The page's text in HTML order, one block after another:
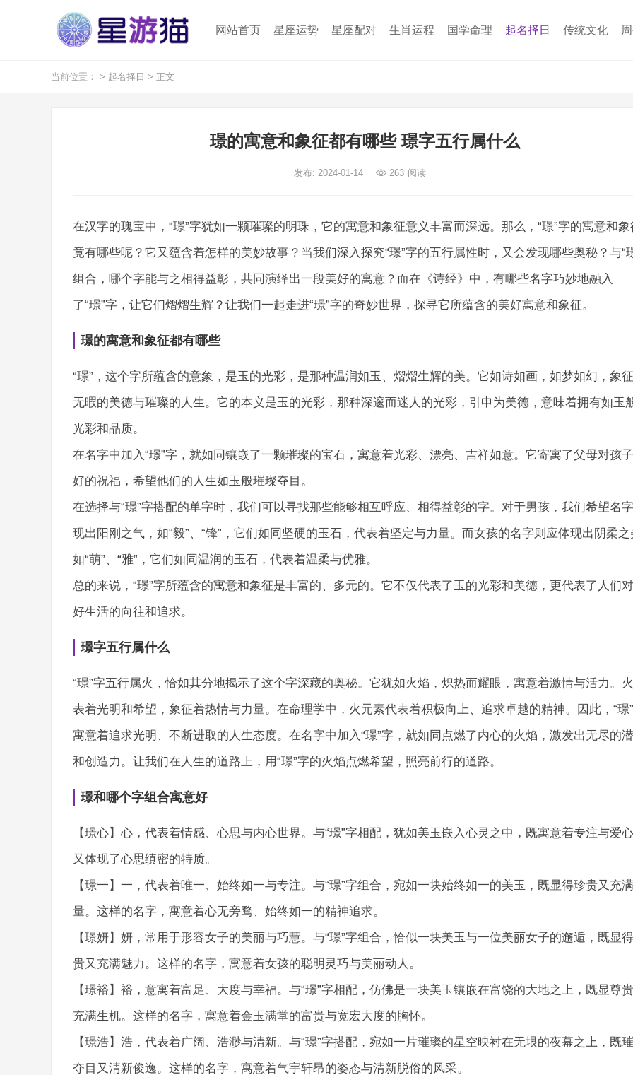
网站首页 星座运势 星座配对 生肖运程 国学命理 起名择日 传统文化
当前位置： > 起名择日 > 正文
璟的寓意和象征都有哪些 璟字五行属什么
发布: 2024-01-14 263 阅读
在汉字的瑰宝中，“璟”字犹如一颗璀璨的明珠，它的寓意和象征意义丰富而深远。那么，“璟”字的寓意和象
竟有哪些呢？它又蕴含着怎样的美妙故事？当我们深入探究“璟”字的五行属性时，又会发现哪些奥秘？与“
组合，哪个字能与之相得益彰，共同演绎出一段美好的寓意？而在《诗经》中，有哪些名字巧妙地融入
了“璟”字，让它们熠熠生辉？让我们一起走进“璟”字的奇妙世界，探寻它所蕴含的美好寓意和象征。
璟的寓意和象征都有哪些
“璟”，这个字所蕴含的意象，是玉的光彩，是那种温润如玉、熠熠生辉的美。它如诗如画，如梦如幻，象
无暇的美德与璀璨的人生。它的本义是玉的光彩，那种深邃而迷人的光彩，引申为美德，意味着拥有如玉
光彩和品质。
在名字中加入“璟”字，就如同镶嵌了一颗璀璨的宝石，寓意着光彩、漂亮、吉祥如意。它寄寓了父母对孩
好的祝福，希望他们的人生如玉般璀璨夺目。
在选择与“璟”字搭配的单字时，我们可以寻找那些能够相互呼应、相得益彰的字。对于男孩，我们希望名
现出阳刚之气，如“毅”、“锋”，它们如同坚硬的玉石，代表着坚定与力量。而女孩的名字则应体现出阴柔之
如“萌”、“雅”，它们如同温润的玉石，代表着温柔与优雅。
总的来说，“璟”字所蕴含的寓意和象征是丰富的、多元的。它不仅代表了玉的光彩和美德，更代表了人们
好生活的向往和追求。
璟字五行属什么
“璟”字五行属火，恰如其分地揭示了这个字深藏的奥秘。它犹如火焰，炽热而耀眼，寓意着激情与活力。
表着光明和希望，象征着热情与力量。在命理学中，火元素代表着积极向上、追求卓越的精神。因此，“璟
寓意着追求光明、不断进取的人生态度。在名字中加入“璟”字，就如同点燃了内心的火焰，激发出无尽的
和创造力。让我们在人生的道路上，用“璟”字的火焰点燃希望，照亮前行的道路。
璟和哪个字组合寓意好
【璟心】心，代表着情感、心思与内心世界。与“璟”字相配，犹如美玉嵌入心灵之中，既寓意着专注与爱心
又体现了心思缜密的特质。
【璟一】一，代表着唯一、始终如一与专注。与“璟”字组合，宛如一块始终如一的美玉，既显得珍贵又充
量。这样的名字，寓意着心无旁骛、始终如一的精神追求。
【璟妍】妍，常用于形容女子的美丽与巧慧。与“璟”字组合，恰似一块美玉与一位美丽女子的邂逅，既显
贵又充满魅力。这样的名字，寓意着女孩的聪明灵巧与美丽动人。
【璟裕】裕，意寓着富足、大度与幸福。与“璟”字相配，仿佛是一块美玉镶嵌在富饶的大地之上，既显尊
充满生机。这样的名字，寓意着金玉满堂的富贵与宽宏大度的胸怀。
【璟浩】浩，代表着广阔、浩渺与清新。与“璟”字搭配，宛如一片璀璨的星空映衬在无垠的夜幕之上，既
夺目又清新俊逸。这样的名字，寓意着气宇轩昂的姿态与清新脱俗的风采。